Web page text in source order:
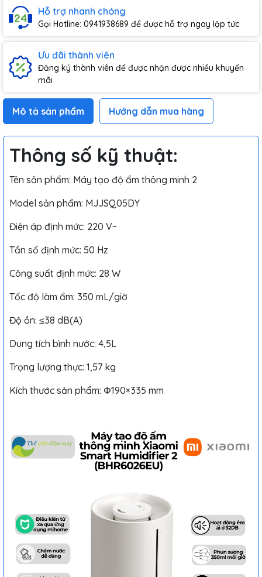
Hỗ trợ nhanh chóng
Gọi Hotline: 0941938689 để được hỗ trợ ngay lập tức
Ưu đãi thành viên
Đăng ký thành viên để được nhận được nhiều khuyến
mãi
Mô tả sản phẩm Hướng dẫn mua hàng
Thông số kỹ thuật:
Tên sản phẩm: Máy tạo độ ẩm thông minh 2
Model sản phẩm: MJJSQ05DY
Điện áp định mức: 220 V~
Tần số định mức: 50 Hz
Công suất định mức: 28 W
Tốc độ làm ẩm: 350 mL/giờ
Độ ồn: ≤38 dB(A)
Dung tích bình nước: 4,5L
Trọng lượng thực: 1,57 kg
Kích thước sản phẩm: Φ190×335 mm